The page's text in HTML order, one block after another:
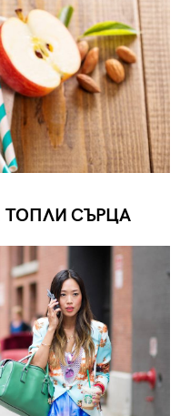
ТОПЛИ СЪРЦА